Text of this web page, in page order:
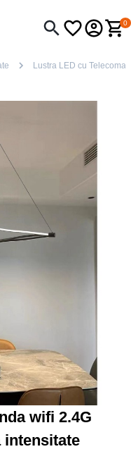
0
Lustra LED cu
wifi 2.4G
intensitate